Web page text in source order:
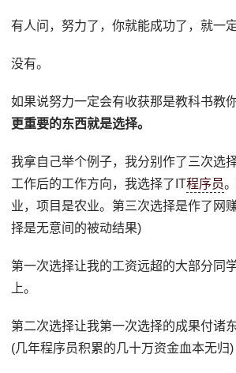
有人问，努力了，你就能成功了，就一
没有。
如果说努力一定会有收获那是教科书教
更重要的东西就是选择。
我拿自己举个例子，我分别作了三次选
工作后的工作方向，我选择了IT程序员
业，项目是农业。第三次选择是作了网
择是无意间的被动结果)
第一次选择让我的工资远超的大部分同
上。
第二次选择让我第一次选择的成果付诸
(几年程序员积累的几十万资金血本无归)